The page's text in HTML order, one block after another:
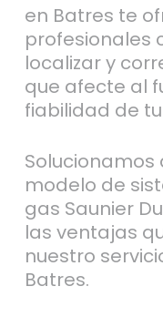
en Batres te
profesionales
localizar y
que afecte al
fiabilidad de
modelo de
gas Saunier
las ventajas
nuestro
Batres.